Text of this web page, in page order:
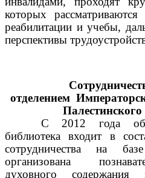
которых
реабилитации и учебы,
перспективы
отделением
С 2012 года
библиотека входит в
сотрудничества на
организована
духовного содержания